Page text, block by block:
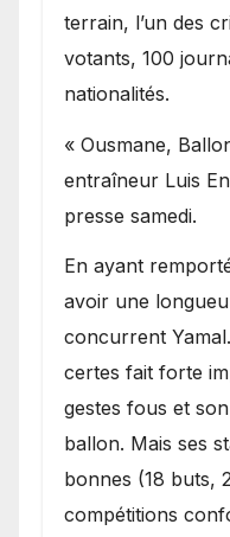
terrain, l’un des
votants, 100
nationalités.
« Ousmane,
entraîneur Luis
presse samedi.
En ayant
avoir une
concurrent
certes fait forte
gestes fous et
ballon. Mais ses
bonnes (18 buts,
compétitions